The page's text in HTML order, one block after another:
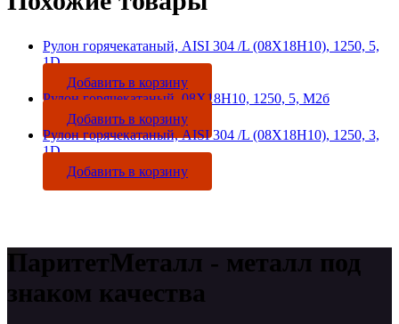
Рулон горячекатаный, AISI 304 /L (08Х18Н10), 1250, 5,
1D
Добавить в корзину
Рулон горячекатаный, 08Х18Н10, 1250, 5, М2б
Добавить в корзину
Рулон горячекатаный, AISI 304 /L (08Х18Н10), 1250, 3,
1D
Добавить в корзину
ПаритетМеталл - металл под
знаком качества